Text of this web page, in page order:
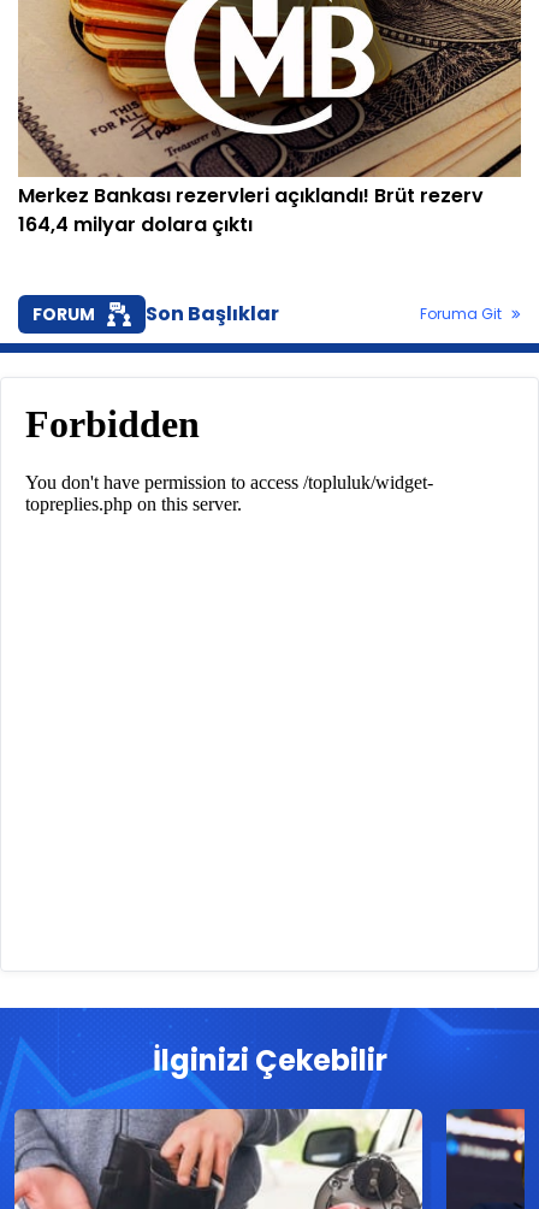
Merkez Bankası rezervleri açıklandı! Brüt rezerv
164,4 milyar dolara çıktı
FORUM Son Başlıklar Foruma Git
İlginizi Çekebilir